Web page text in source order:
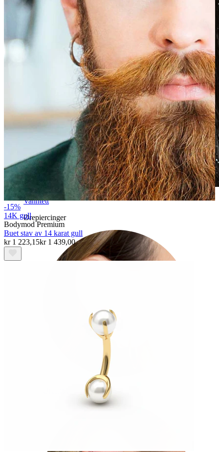
Vanntett
Ørepiercinger
-15%
14K gull
Bodymod Premium
Buet stav av 14 karat gull
kr 1 223,15kr 1 439,00